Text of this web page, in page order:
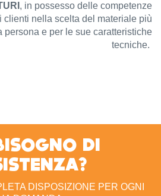
, in possesso delle competenze
clienti nella scelta del materiale più
persona e per le sue caratteristiche
tecniche.
DI
DISPOSIZIONE PER OGNI